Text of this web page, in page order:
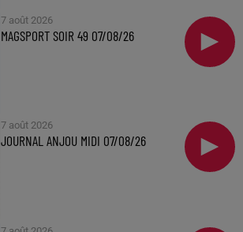
7 août 2026
MAGSPORT SOIR 49 07/08/26
7 août 2026
JOURNAL ANJOU MIDI 07/08/26